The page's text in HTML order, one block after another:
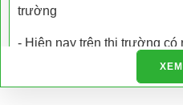
trường
- Hiện nay trên thị trường có
kém chất lượng. Xe Điện
nhập khẩu các loại xe điện